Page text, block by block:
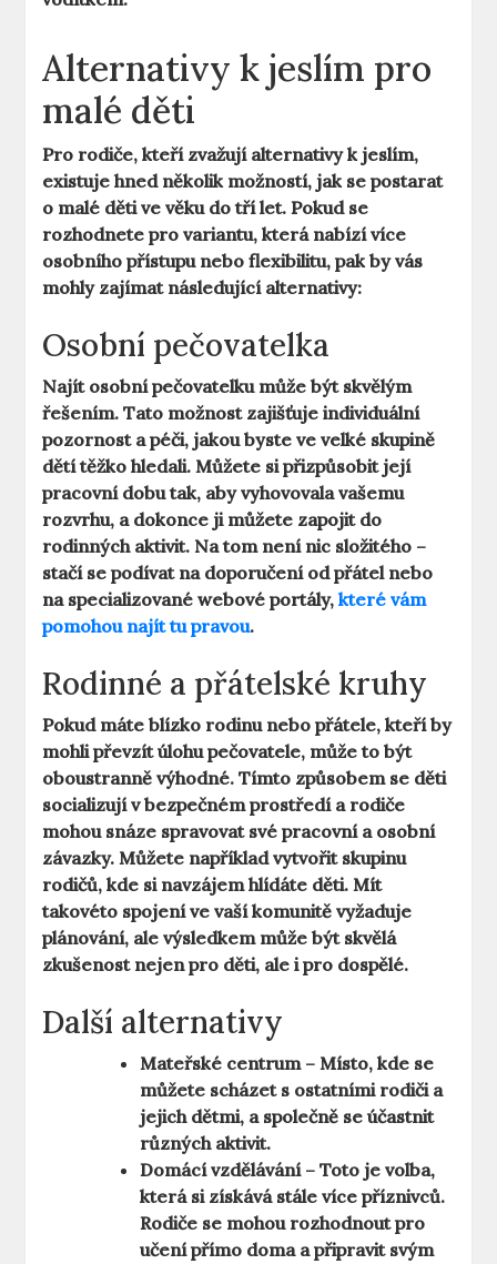
Alternativy k jeslím pro
malé děti
Pro rodiče, kteří zvažují alternativy k jeslím,
existuje hned několik možností, jak se postarat
o malé děti ve věku do tří let. Pokud se
rozhodnete pro variantu, která nabízí více
osobního přístupu nebo flexibilitu, pak by vás
mohly zajímat následující alternativy:
Osobní pečovatelka
Najít osobní pečovatelku může být skvělým
řešením. Tato možnost zajišťuje individuální
pozornost a péči, jakou byste ve velké skupině
dětí těžko hledali. Můžete si přizpůsobit její
pracovní dobu tak, aby vyhovovala vašemu
rozvrhu, a dokonce ji můžete zapojit do
rodinných aktivit. Na tom není nic složitého –
stačí se podívat na doporučení od přátel nebo
na specializované webové portály,které vám
pomohou najít tu pravou.
Rodinné a přátelské kruhy
Pokud máte blízko rodinu nebo přátele, kteří by
mohli převzít úlohu pečovatele, může to být
oboustranně výhodné. Tímto způsobem se děti
socializují v bezpečném prostředí a rodiče
mohou snáze spravovat své pracovní a osobní
závazky. Můžete například vytvořit skupinu
rodičů, kde si navzájem hlídáte děti. Mít
takovéto spojení ve vaší komunitě vyžaduje
plánování, ale výsledkem může být skvělá
zkušenost nejen pro děti, ale i pro dospělé.
Další alternativy
Mateřské centrum– Místo, kde se
můžete scházet s ostatními rodiči a
jejich dětmi, a společně se účastnit
různých aktivit.
Domácí vzdělávání– Toto je volba,
která si získává stále více příznivců.
Rodiče se mohou rozhodnout pro
učení přímo doma a připravit svým